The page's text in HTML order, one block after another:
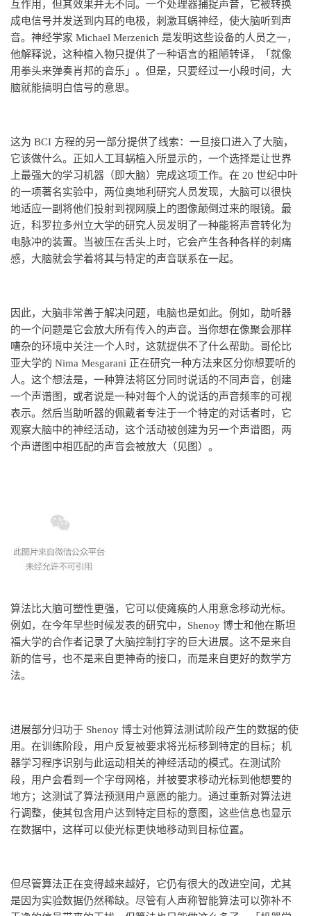
互作用，但其效果并无不同。一个处理器捕捉声音，它被转换
成电信号并发送到内耳的电极，刺激耳蜗神经，使大脑听到声
音。神经学家 Michael Merzenich 是发明这些设备的人员之一，
他解释说，这种植入物只提供了一种语言的粗陋转译，「就像
用拳头来弹奏肖邦的音乐」。但是，只要经过一小段时间，大
脑就能搞明白信号的意思。
这为 BCI 方程的另一部分提供了线索：一旦接口进入了大脑，
它该做什么。正如人工耳蜗植入所显示的，一个选择是让世界
上最强大的学习机器（即大脑）完成这项工作。在 20 世纪中叶
的一项著名实验中，两位奥地利研究人员发现，大脑可以很快
地适应一副将他们投射到视网膜上的图像颠倒过来的眼镜。最
近，科罗拉多州立大学的研究人员发明了一种能将声音转化为
电脉冲的装置。当被压在舌头上时，它会产生各种各样的刺痛
感，大脑就会学着将其与特定的声音联系在一起。
因此，大脑非常善于解决问题，电脑也是如此。例如，助听器
的一个问题是它会放大所有传入的声音。当你想在像聚会那样
嘈杂的环境中关注一个人时，这就提供不了什么帮助。哥伦比
亚大学的 Nima Mesgarani 正在研究一种方法来区分你想要听的
人。这个想法是，一种算法将区分同时说话的不同声音，创建
一个声谱图，或者说是一种对每个人的说话的声音频率的可视
表示。然后当助听器的佩戴者专注于一个特定的对话者时，它
观察大脑中的神经活动，这个活动被创建为另一个声谱图，两
个声谱图中相匹配的声音会被放大（见图）。
算法比大脑可塑性更强，它可以使瘫痪的人用意念移动光标。
例如，在今年早些时候发表的研究中，Shenoy 博士和他在斯坦
福大学的合作者记录了大脑控制打字的巨大进展。这不是来自
新的信号，也不是来自更神奇的接口，而是来自更好的数学方
法。
进展部分归功于 Shenoy 博士对他算法测试阶段产生的数据的使
用。在训练阶段，用户反复被要求将光标移到特定的目标；机
器学习程序识别与此运动相关的神经活动的模式。在测试阶
段，用户会看到一个字母网格，并被要求移动光标到他想要的
地方；这测试了算法预测用户意愿的能力。通过重新对算法进
行调整，使其包含用户达到特定目标的意图，这些信息也显示
在数据中，这样可以使光标更快地移动到目标位置。
但尽管算法正在变得越来越好，它仍有很大的改进空间，尤其
是因为实验数据仍然稀缺。尽管有人声称智能算法可以弥补不